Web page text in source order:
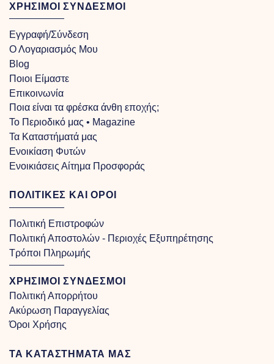
ΧΡΗΣΙΜΟΙ ΣΥΝΔΕΣΜΟΙ
Εγγραφή/Σύνδεση
Ο Λογαριασμός Μου
Blog
Ποιοι Είμαστε
Επικοινωνία
Ποια είναι τα φρέσκα άνθη εποχής;
Το Περιοδικό μας • Magazine
Τα Kαταστήματά μας
Ενοικίαση Φυτών
Ενοικιάσεις Αίτημα Προσφοράς
ΠΟΛΙΤΙΚΕΣ ΚΑΙ ΟΡΟΙ
Πολιτική Επιστροφών
Πολιτική Αποστολών - Περιοχές Εξυπηρέτησης
Τρόποι Πληρωμής
ΧΡΗΣΙΜΟΙ ΣΥΝΔΕΣΜΟΙ
Πολιτική Απορρήτου
Ακύρωση Παραγγελίας
Όροι Χρήσης
ΤΑ ΚΑΤΑΣΤΗΜΑΤΑ ΜΑΣ